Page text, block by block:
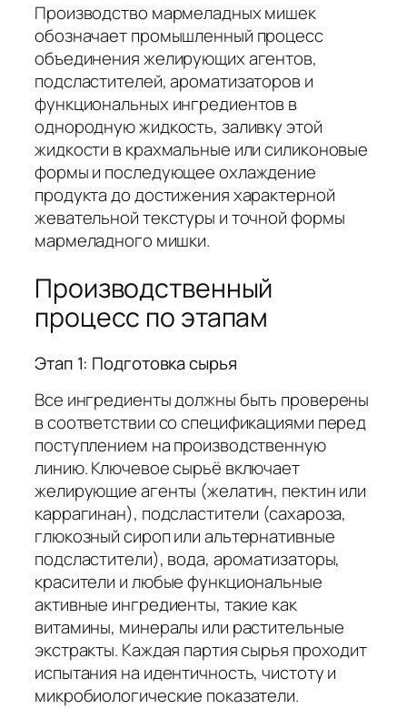
Производство мармеладных мишек
обозначает промышленный процесс
объединения желирующих агентов,
подсластителей, ароматизаторов и
функциональных ингредиентов в
однородную жидкость, заливку этой
жидкости в крахмальные или силиконовые
формы и последующее охлаждение
продукта до достижения характерной
жевательной текстуры и точной формы
мармеладного мишки.
Производственный
процесс по этапам
Этап 1: Подготовка сырья
Все ингредиенты должны быть проверены
в соответствии со спецификациями перед
поступлением на производственную
линию. Ключевое сырьё включает
желирующие агенты (желатин, пектин или
каррагинан), подсластители (сахароза,
глюкозный сироп или альтернативные
подсластители), вода, ароматизаторы,
красители и любые функциональные
активные ингредиенты, такие как
витамины, минералы или растительные
экстракты. Каждая партия сырья проходит
испытания на идентичность, чистоту и
микробиологические показатели.